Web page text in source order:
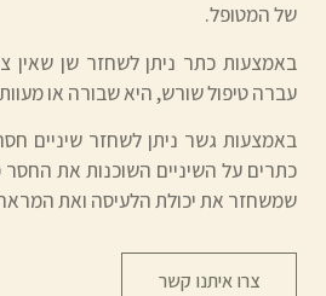
של המטופל.
באמצעות כתר ניתן לשחזר שן שאין
עברה טיפול שורש, היא שבורה או
באמצעות גשר ניתן לשחזר שיניים
כתרים על השיניים השוכנות את
שמשחזר את יכולת הלעיסה ואת
צרו איתנו קשר